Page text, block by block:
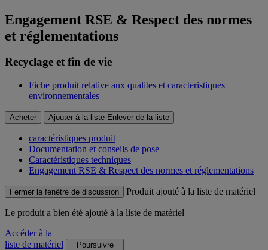
Engagement RSE & Respect des normes
et réglementations
Recyclage et fin de vie
Fiche produit relative aux qualites et caracteristiques
environnementales
Acheter Ajouter à la liste Enlever de la liste
caractéristiques produit
Documentation et conseils de pose
Caractéristiques techniques
Engagement RSE & Respect des normes et réglementations
Fermer la fenêtre de discussion Produit ajouté à la liste de matériel
Le produit a bien été ajouté à la liste de matériel
Accéder à la
liste de matériel
Poursuivre